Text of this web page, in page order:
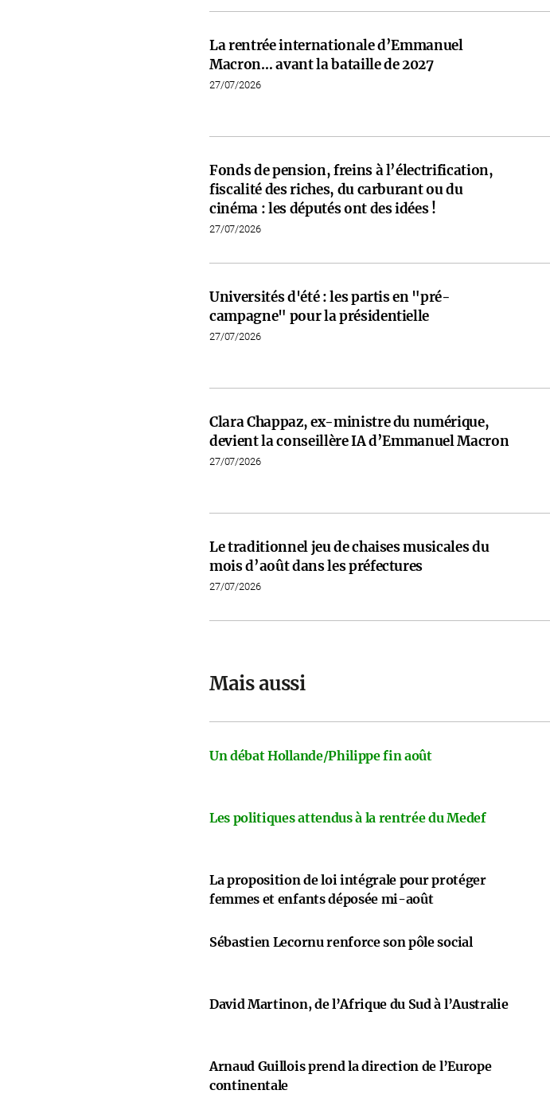
La rentrée internationale d’Emmanuel
Macron… avant la bataille de 2027
27/07/2026
Fonds de pension, freins à l’électrification,
fiscalité des riches, du carburant ou du
cinéma : les députés ont des idées !
27/07/2026
Universités d'été : les partis en "pré-
campagne" pour la présidentielle
27/07/2026
Clara Chappaz, ex-ministre du numérique,
devient la conseillère IA d’Emmanuel Macron
27/07/2026
Le traditionnel jeu de chaises musicales du
mois d’août dans les préfectures
27/07/2026
Mais aussi
Un débat Hollande/Philippe fin août
Les politiques attendus à la rentrée du Medef
La proposition de loi intégrale pour protéger
femmes et enfants déposée mi-août
Sébastien Lecornu renforce son pôle social
David Martinon, de l’Afrique du Sud à l’Australie
Arnaud Guillois prend la direction de l’Europe
continentale